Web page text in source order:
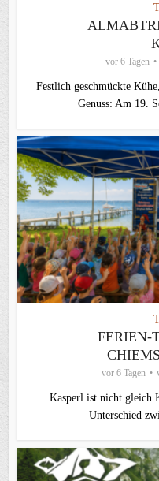
vor 6 Tagen
Festlich geschmückte
Genuss: Am 19.
FERIEN-
vor 6 Tagen
Kasperl ist nicht gleich
Unterschied